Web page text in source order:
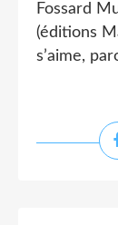
Fossard
(éditions
s’aime,